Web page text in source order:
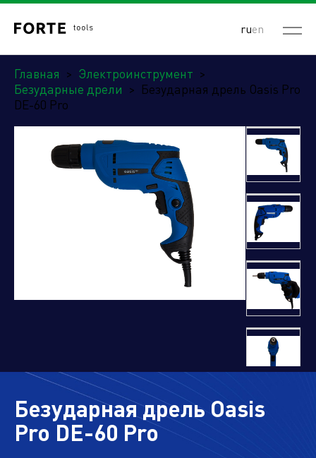
ruen
Торговые
компании
Производственный
кластер
Сервисные
активы
Главная > Электроинструмент >
Безударные дрели > Безударная дрель Oasis Pro
DE-60 Pro
Безударная дрель Oasis
Pro DE-60 Pro